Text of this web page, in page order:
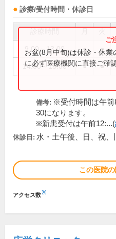
診療/受付時間・休診日
9:00～13:00 ● ●
14:00～18:00 ● ●
お盆(8月中旬)は休診・休
に必ず医療機関に直接ご確
備考: ※受付時間は午前
30になります。
※新患受付は午前12:...(
休診日: 水・土午後、日、祝、
この医院
アクセス数※